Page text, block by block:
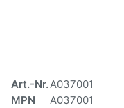
Art.-Nr.A037001
MPN
A037001